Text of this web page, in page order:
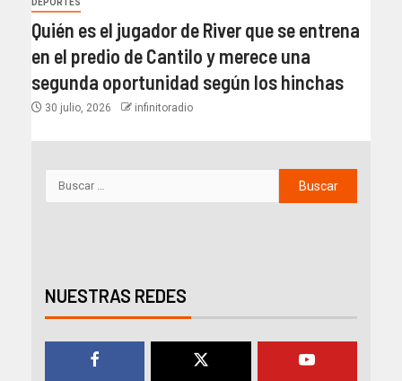
Quién es el jugador de River que se entrena
en el predio de Cantilo y merece una
segunda oportunidad según los hinchas
30 julio, 2026 infinitoradio
NUESTRAS REDES